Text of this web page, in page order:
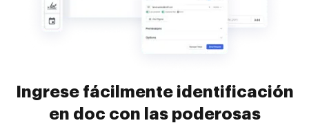
Ingrese fácilmente identificación
en doc con las poderosas